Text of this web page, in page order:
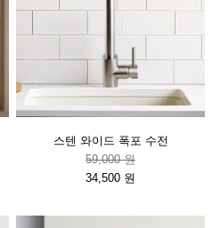
스텐 와이드 폭포 수전
59,000 원
34,500 원